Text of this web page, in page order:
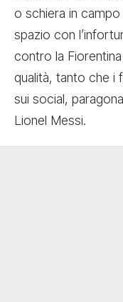
o schiera in
spazio con
contro la
qualità, tanto che i
sui social,
Lionel Messi.